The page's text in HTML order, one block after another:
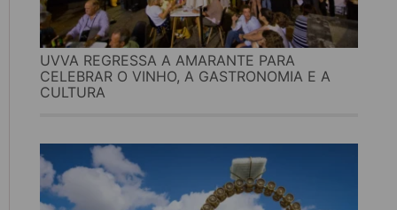
UVVA REGRESSA A AMARANTE PARA
CELEBRAR O VINHO, A GASTRONOMIA E A
CULTURA